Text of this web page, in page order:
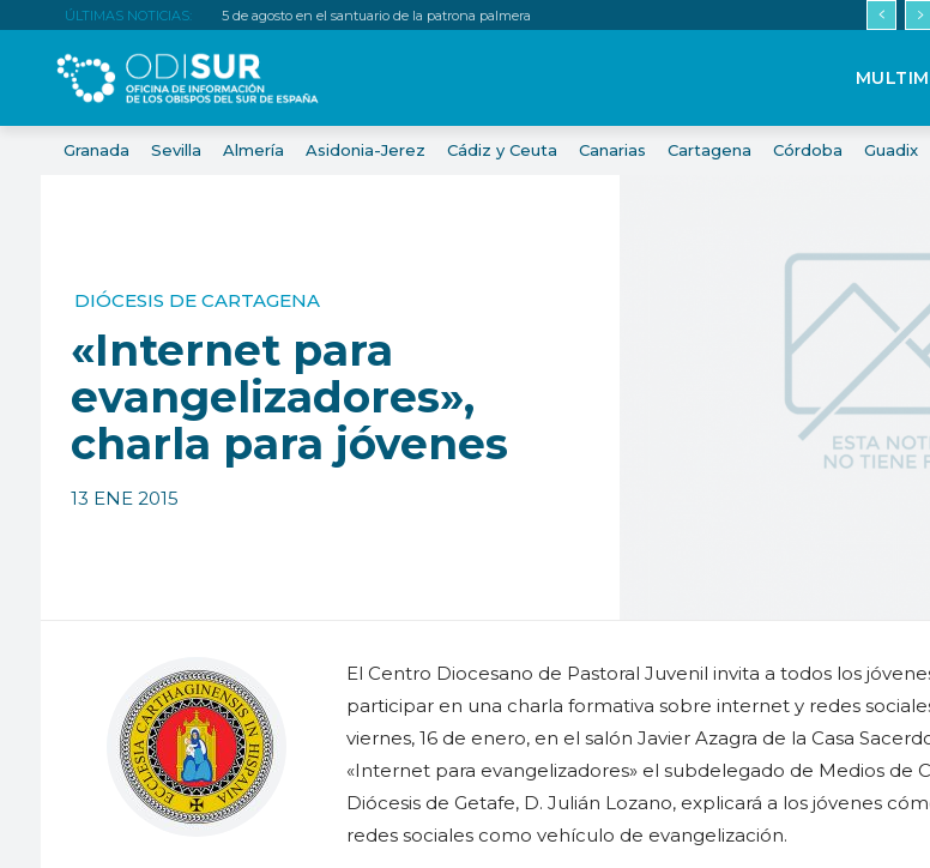
ÚLTIMAS NOTICIAS: 5 de agosto en el santuario de la patrona palmera
Granada Sevilla Almería Asidonia-Jerez Cádiz y Ceuta Canarias Cartagena Córdoba Guadix
DIÓCESIS DE CARTAGENA
«Internet para
evangelizadores»,
charla para jóvenes
13 ENE 2015
El Centro Diocesano de Pastoral Juvenil invita a todos los
participar en una charla formativa sobre internet y redes
viernes, 16 de enero, en el salón Javier Azagra de la Casa
«Internet para evangelizadores» el subdelegado de Medios de
Diócesis de Getafe, D. Julián Lozano, explicará a los jóvenes
redes sociales como vehículo de evangelización.